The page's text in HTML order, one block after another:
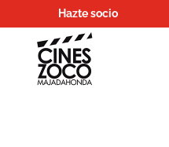
Hazte socio